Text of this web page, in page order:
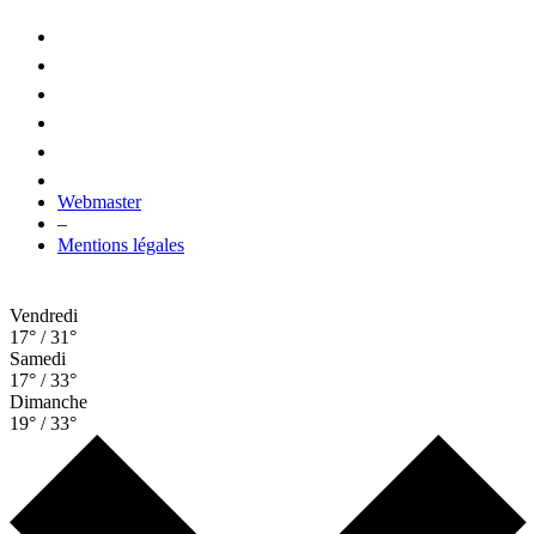
Webmaster
–
Mentions légales
Vendredi
17° / 31°
Samedi
17° / 33°
Dimanche
19° / 33°